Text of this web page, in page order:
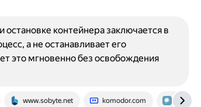
www.sobyte.net komodor.com habr.com
остановке контейнера заключается в
а не останавливает его
это мгновенно без освобождения